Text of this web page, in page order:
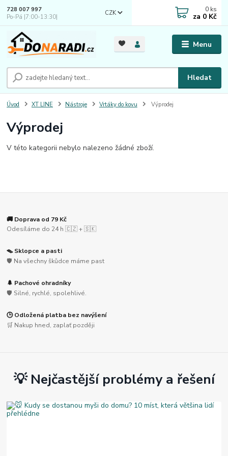
Menu
CZK
Hledat
728 007 997
Po-Pá |7:00-13:30|
0 ks
za 0 Kč
Úvod XT LINE Nástroje Vrtáky do kovu Výprodej
Výprodej
V této kategorii nebylo nalezeno žádné zboží.
🚚 Doprava od 79 Kč
Odesíláme do 24 h 🇨🇿 + 🇸🇰
🪤 Sklopce a pasti
🛡️ Na všechny škůdce máme past
🌲 Pachové ohradníky
🛡️ Silné, rychlé, spolehlivé.
🕒 Odložená platba bez navýšení
🛒 Nakup hned, zaplať později
💡 Nejčastější problémy a řešení